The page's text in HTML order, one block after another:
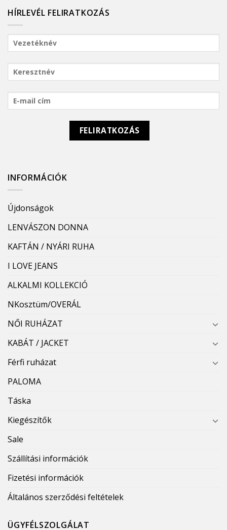
HÍRLEVÉL FELIRATKOZÁS
INFORMÁCIÓK
Újdonságok
LENVÁSZON DONNA
KAFTÁN / NYÁRI RUHA
I LOVE JEANS
ALKALMI KOLLEKCIÓ
NKosztüm/OVERÁL
NŐI RUHÁZAT
KABÁT / JACKET
Férfi ruházat
PALOMA
Táska
Kiegészítők
Sale
Szállítási információk
Fizetési információk
Általános szerződési feltételek
ÜGYFÉLSZOLGÁLAT